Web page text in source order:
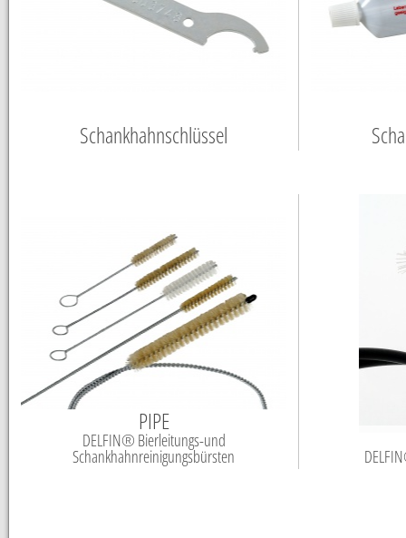
Schankhahnschlüssel
PIPE
DELFIN® Bierleitungs-und
Schankhahnreinigungsbürsten